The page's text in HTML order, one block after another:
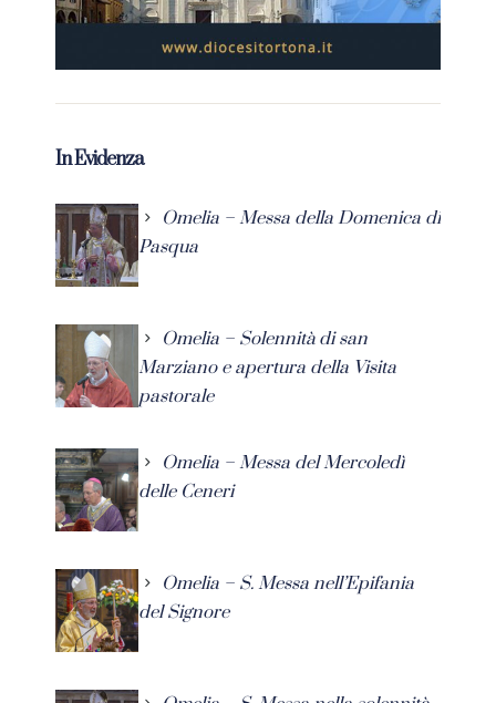
In Evidenza
Omelia – Messa della Domenica di
Pasqua
Omelia – Solennità di san
Marziano e apertura della Visita
pastorale
Omelia – Messa del Mercoledì
delle Ceneri
Omelia – S. Messa nell’Epifania
del Signore